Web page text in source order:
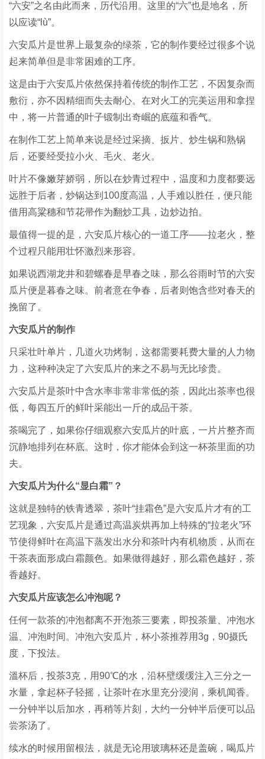
“六安”之名由此而来，历代沿用。这里的“六”也是地名，所
以应读“lù”。
六安瓜片是世界上最复杂的绿茶，它的制作要经过很多个说
起来简单但是非常困难的工序。
这是由于六安瓜片依然保持着传统的制作工艺，不因复杂而
敷衍，亦不因精细而失去耐心。在对火工的完美运用和拿捏
中，将一片普通的叶子锻制出奇崛的底蕴和香气。
在制作工艺上简单来说是经过采摘、扳片、炒生锅和熟锅
后，还要经受拉小火、毛火、老火。
叶片不像嫩芽娇弱，所以在炒青过程中，温度和力度都要远
远胜于后者，炒锅达到100度高温，人手难以胜任，便只能
借用高粱穗和节花帚作为翻炒工具，边炒边拍。
最值得一提的是，六安瓜片核心的一道工序——拉老火，整
个过程只能用壮怀激烈来形容。
如果说西湖龙井和碧螺春是早春之味，那么谷雨时节的六安
瓜片便是暮春之味。前者意在争春，后者则饱含些对春天的
挽留了。
六安瓜片的制作
只采壮叶单片，几道火功烤制，这都需要耗费大量的人力物
力，这种种决定了六安瓜片的来之不易与无比珍贵。
六安瓜片是茶叶中含水率非常非常低的茶，因此出茶率也很
低，每四五斤的鲜叶采能出一斤的成品干茶。
茶喝完了，如果你仔细观察六安瓜片的叶底，一片片整齐而
沉静地排列在杯底。这时，你才能体会到这一杯茶里面的功
夫。
六安瓜片为什么“显白霜”？
这就是独特的铁青透翠，茶叶“挂霜色”是六安瓜片才有的工
艺现象，六安瓜片是通过高温炭烘再加上特殊的“拉老火”环
节使得鲜叶在高温下蒸发出水分和茶叶内有机物质，从而在
干茶表面形成白霜颜色。如果做得越好，那么霜色越好，茶
香越好。
六安瓜片应该怎么冲泡呢？
任何一款茶的冲泡都离不开泡茶三要素，即投茶量、冲泡水
温、冲泡时间。冲泡六安瓜片，杯小茶推荐用3g，90摄氏
度，下投法。
溫杯后，投茶3克，用90℃的水，沿杯壁缓缓注入三分之一
水量，拿起杯子轻摇，让茶叶在水里充分浸润，乘机闻香。
一分钟半以后加水，再稍等片刻，大约一分钟半后便可以品
尝茶汤了。
续水的时候用留根法，就是无论用玻璃杯还是盖碗，喝瓜片